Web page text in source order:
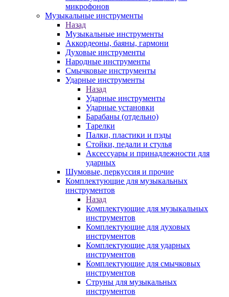
микрофонов
Музыкальные инструменты
Назад
Музыкальные инструменты
Аккордеоны, баяны, гармони
Духовые инструменты
Народные инструменты
Смычковые инструменты
Ударные инструменты
Назад
Ударные инструменты
Ударные установки
Барабаны (отдельно)
Тарелки
Палки, пластики и пэды
Стойки, педали и стулья
Аксессуары и принадлежности для
ударных
Шумовые, перкуссия и прочие
Комплектующие для музыкальных
инструментов
Назад
Комплектующие для музыкальных
инструментов
Комплектующие для духовых
инструментов
Комплектующие для ударных
инструментов
Комплектующие для смычковых
инструментов
Струны для музыкальных
инструментов